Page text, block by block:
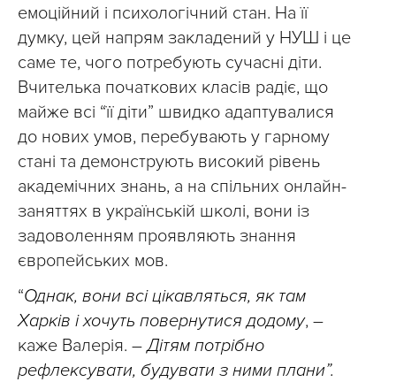
емоційний і психологічний стан. На її
думку, цей напрям закладений у НУШ і це
саме те, чого потребують сучасні діти.
Вчителька початкових класів радіє, що
майже всі “її діти” швидко адаптувалися
до нових умов, перебувають у гарному
стані та демонструють високий рівень
академічних знань, а на спільних онлайн-
заняттях в українській школі, вони із
задоволенням проявляють знання
європейських мов.
“Однак, вони всі цікавляться, як там
Харків і хочуть повернутися додому, –
каже Валерія. –Дітям потрібно
рефлексувати, будувати з ними плани”.